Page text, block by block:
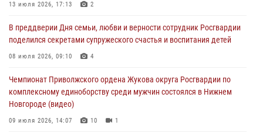
Нижегородские росгвардейцы за прошедшую неделю выезжали
13 июля 2026, 06:45
Росгвардейцы предотвратили серию краж в Нижнем Новгороде
13 июля 2026, 17:13 2
В преддверии Дня семьи, любви и верности сотрудник Росгвардии
поделился секретами супружеского счастья и воспитания детей
08 июля 2026, 09:10 4
Чемпионат Приволжского ордена Жукова округа Росгвардии по
комплексному единоборству среди мужчин состоялся в Нижнем
Новгороде (видео)
09 июля 2026, 14:07 10 1